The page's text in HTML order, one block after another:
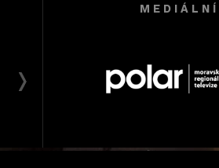
M E D I Á L